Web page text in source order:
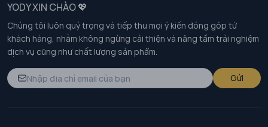
YODY XIN CHÀO 💖
Chúng tôi luôn quý trọng và tiếp thu mọi ý kiến đóng góp từ
khách hàng, nhằm không ngừng cải thiện và nâng tầm trải nghiệm
dịch vụ cũng như chất lượng sản phẩm.
Gửi